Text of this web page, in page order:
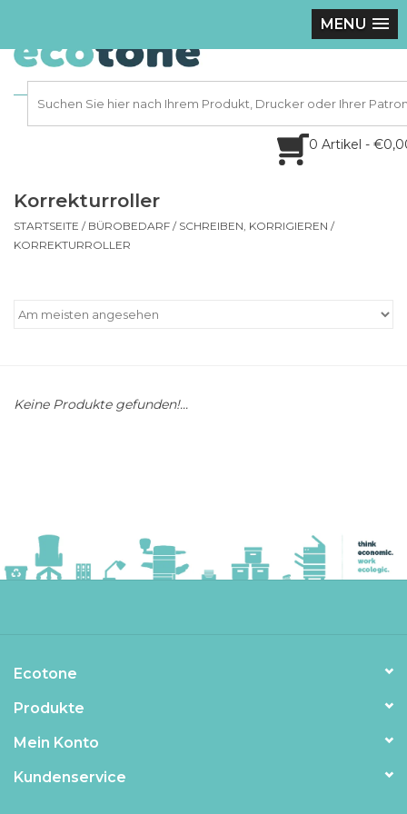
MENU
0 Artikel -
Korrekturroller
STARTSEITE / BÜROBEDARF / SCHREIBEN, KORRIGIEREN /
KORREKTURROLLER
Keine Produkte gefunden!...
Ecotone
Produkte
Mein Konto
Kundenservice